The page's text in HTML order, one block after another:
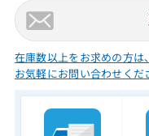
在庫数以上をお求めの方は、
お気軽にお問い合わせくだ